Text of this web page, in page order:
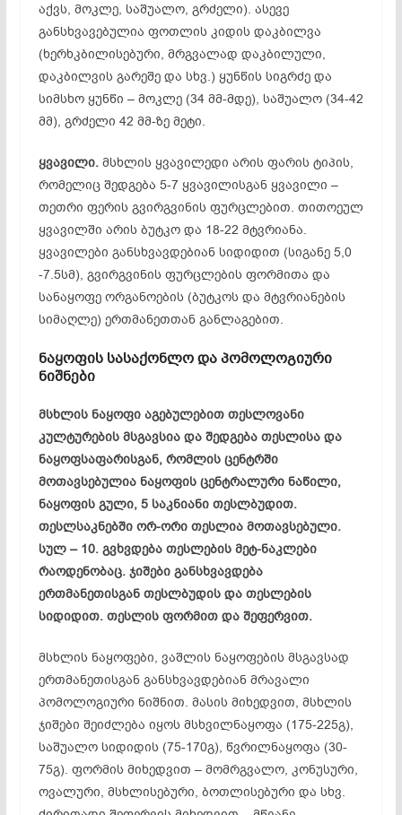
აქვს, მოკლე, საშუალო, გრძელი). ასევე
განსხვავებულია ფოთლის კიდის დაკბილვა
(ხერხკბილისებური, მრგვალად დაკბილული,
დაკბილვის გარეშე და სხვ.) ყუნწის სიგრძე და
სიმსხო ყუნწი – მოკლე (34 მმ-მდე), საშუალო (34-42
მმ), გრძელი 42 მმ-ზე მეტი.
ყვავილი.მსხლის ყვავილედი არის ფარის ტიპის,
რომელიც შედგება 5-7 ყვავილისგან ყვავილი –
თეთრი ფერის გვირგვინის ფურცლებით. თითოეულ
ყვავილში არის ბუტკო და 18-22 მტვრიანა.
ყვავილები განსხვავდებიან სიდიდით (სიგანე 5,0
-7.5სმ), გვირგვინის ფურცლების ფორმითა და
სანაყოფე ორგანოების (ბუტკოს და მტვრიანების
სიმაღლე) ერთმანეთთან განლაგებით.
ნაყოფის სასაქონლოდაპომოლოგიური
ნიშნები
მსხლის ნაყოფი აგებულებით თესლოვანი
კულტურების მსგავსია და შედგება თესლისა და
ნაყოფსაფარისგან, რომლის ცენტრში
მოთავსებულია ნაყოფის ცენტრალური ნაწილი,
ნაყოფის გული, 5 საკნიანი თესლბუდით.
თესლსაკნებში ორ-ორი თესლია მოთავსებული.
სულ – 10. გვხვდება თესლების მეტ-ნაკლები
რაოდენობაც. ჯიშები განსხვავდება
ერთმანეთისგან თესლბუდის და თესლების
სიდიდით. თესლის ფორმით და შეფერვით.
მსხლის ნაყოფები, ვაშლის ნაყოფების მსგავსად
ერთმანეთისგან განსხვავდებიან მრავალი
პომოლოგიური ნიშნით. მასის მიხედვით, მსხლის
ჯიშები შეიძლება იყოს მსხვილნაყოფა (175-225გ),
საშუალო სიდიდის (75-170გ), წვრილნაყოფა (30-
75გ). ფორმის მიხედვით – მომრგვალო, კონუსური,
ოვალური, მსხლისებური, ბოთლისებური და სხვ.